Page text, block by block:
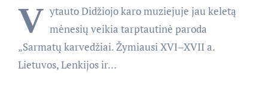
V ytauto Didžiojo karo muziejuje jau keletą
mėnesių veikia tarptautinė paroda
„Sarmatų karvedžiai. Žymiausi XVI–XVII a.
Lietuvos, Lenkijos ir…